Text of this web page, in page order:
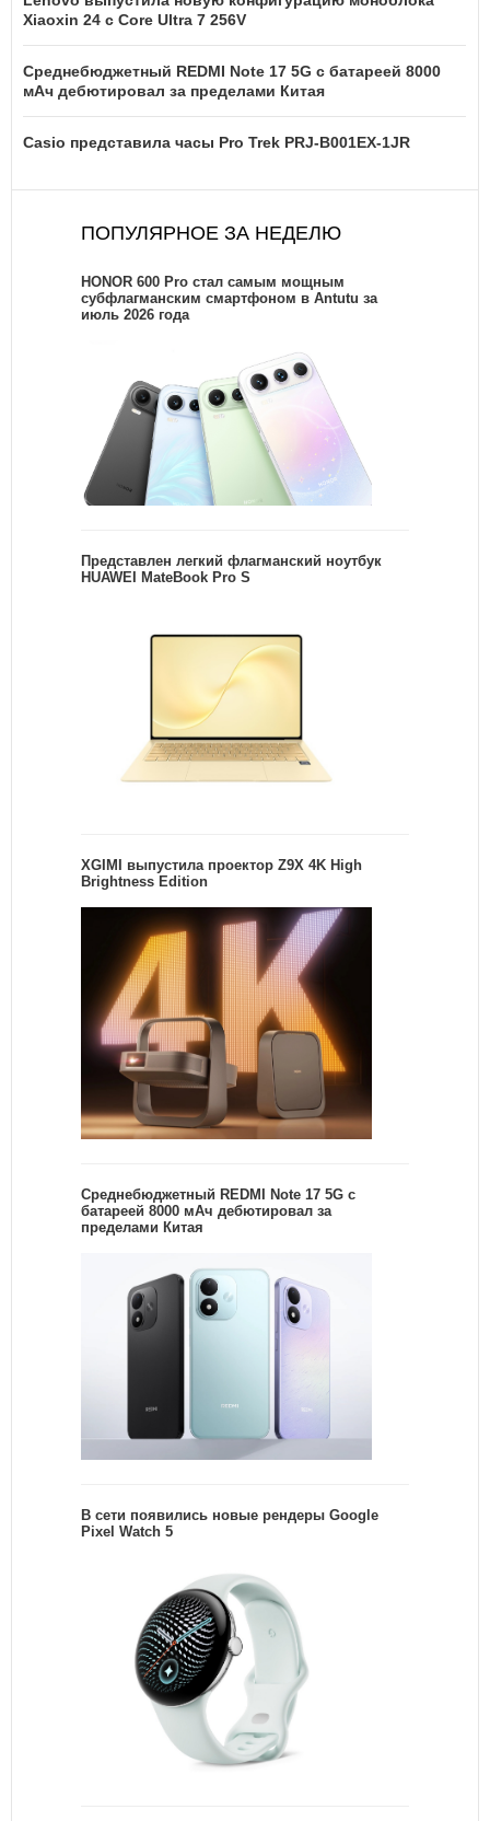
Xiaoxin 24 с Core Ultra 7 256V
Среднебюджетный REDMI Note 17 5G с батареей 8000
мАч дебютировал за пределами Китая
Casio представила часы Pro Trek PRJ-B001EX-1JR
ПОПУЛЯРНОЕ ЗА НЕДЕЛЮ
HONOR 600 Pro стал самым мощным
субфлагманским смартфоном в Antutu за
июль 2026 года
Представлен легкий флагманский ноутбук
HUAWEI MateBook Pro S
XGIMI выпустила проектор Z9X 4K High
Brightness Edition
Среднебюджетный REDMI Note 17 5G с
батареей 8000 мАч дебютировал за
пределами Китая
В сети появились новые рендеры Google
Pixel Watch 5